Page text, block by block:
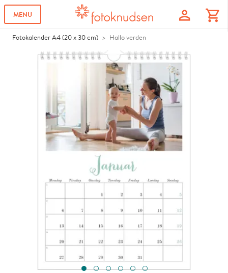
MENU profile shopping_cart
Fotokalender A4 (20 x 30 cm) Hallo verden